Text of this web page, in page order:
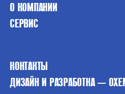
О КОМПАНИИ
СЕРВИС
КОНТАКТЫ
ДИЗАЙН И РАЗРАБОТКА —